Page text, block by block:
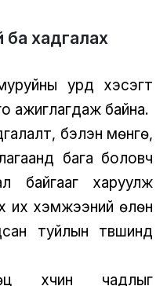
ба хадгалах
урд хэсэгт
ажиглагдаж байна.
бэлэн мөнгө,
бага боловч
байгааг харуулж
их хэмжээний өлөн
туйлын түвшинд
хүчин чадлыг